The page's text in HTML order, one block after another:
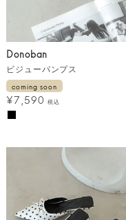
Donoban
ビジューパンプス
coming soon
¥7,590 税込